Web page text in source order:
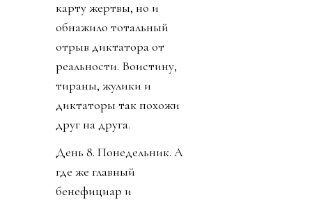
карту жертвы, но и
обнажило тотальный
отрыв диктатора от
реальности. Воистину,
тираны, жулики и
диктаторы так похожи
друг на друга.
День 8. Понедельник. А
где же главный
бенефициар и